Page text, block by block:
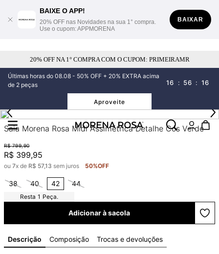
BAIXE O APP!
20% OFF nas Novidades na sua 1° compra.
Use o cupom: APPMORENA
BAIXAR
20% OFF NA 1° COMPRA COM O CUPOM: PRIMEIRAMR
Últimas horas do 08.08 - 50% OFF + 20% EXTRA acima
de 2 peças
16 : 56 : 16
Aproveite
Saia Morena Rosa Midi Assimétrica Detalhe Cós Verde
R$ 799,90
R$ 399,95
ou 7x de R$ 57,13 sem juros 50%OFF
38 40 42 44
1 Peça.
Adicionar à sacola
Descrição Composição Trocas e devoluções